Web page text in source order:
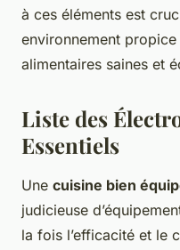
à ces éléments est
environnement
alimentaires saines et
Liste des
Essentiels
Une cuisine bien
judicieuse
la fois l’efficacité et le